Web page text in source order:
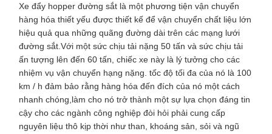
Xe đẩy hopper đường sắt là một phương tiện vận chuyển
hàng hóa thiết yếu được thiết kế để vận chuyển chất liệu lớn
hiệu quả qua những quãng đường dài trên các mạng lưới
đường sắt.Với một sức chịu tải nặng 50 tấn và sức chịu tải
ấn tượng lên đến 60 tấn, chiếc xe này là lý tưởng cho các
nhiệm vụ vận chuyển hạng nặng. tốc độ tối đa của nó là 100
km / h đảm bảo rằng hàng hóa đến đích của nó một cách
nhanh chóng,làm cho nó trở thành một sự lựa chọn đáng tin
cậy cho các ngành công nghiệp đòi hỏi phải cung cấp
nguyên liệu thô kịp thời như than, khoáng sản, sỏi và ngũ